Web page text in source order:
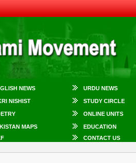
NEWS URDU NEWS
NISHIST STUDY CIRCLE
ONLINE UNITS
MAPS EDUCATION
CONTACT US